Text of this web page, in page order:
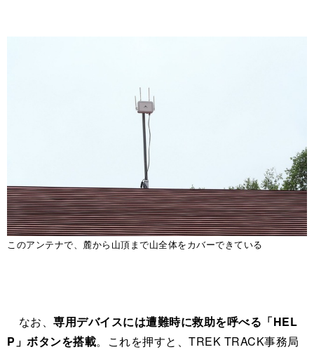
このアンテナで、麓から山頂まで山全体をカバーできている
なお、 専用デバイスには遭難時に救助を呼べる「HEL
P」ボタンを搭載。これを押すと、TREK TRACK事務局